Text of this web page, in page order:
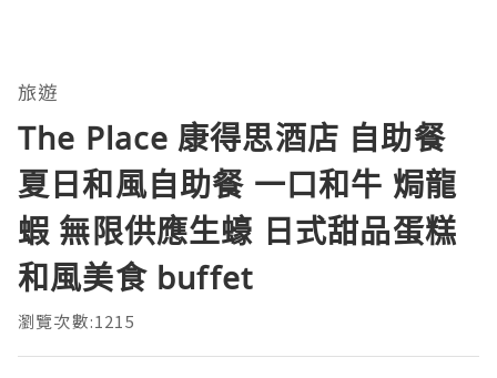
旅遊
The Place 康得思酒店 自助餐
夏日和風自助餐 一口和牛 焗龍
蝦 無限供應生蠔 日式甜品蛋糕
和風美食 buffet
瀏覽次數:1215